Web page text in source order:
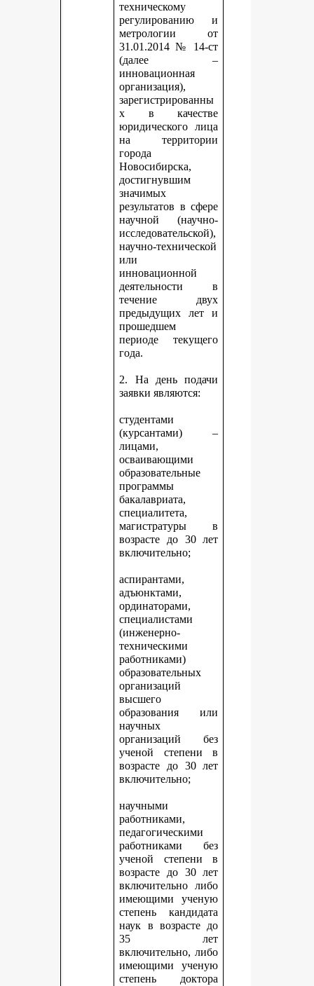
техническому
регулированию и
метрологии от
31.01.2014 № 14-ст
(далее –
инновационная
организация),
зарегистрированны
х в качестве
юридического лица
на территории
города
Новосибирска,
достигнувшим
значимых
результатов в сфере
научной (научно-
исследовательской),
научно-технической
или
инновационной
деятельности в
течение двух
предыдущих лет и
прошедшем
периоде текущего
года.
2. На день подачи
заявки являются:
студентами
(курсантами) –
лицами,
осваивающими
образовательные
программы
бакалавриата,
специалитета,
магистратуры в
возрасте до 30 лет
включительно;
аспирантами,
адъюнктами,
ординаторами,
специалистами
(инженерно-
техническими
работниками)
образовательных
организаций
высшего
образования или
научных
организаций без
ученой степени в
возрасте до 30 лет
включительно;
научными
работниками,
педагогическими
работниками без
ученой степени в
возрасте до 30 лет
включительно либо
имеющими ученую
степень кандидата
наук в возрасте до
35 лет
включительно, либо
имеющими ученую
степень доктора